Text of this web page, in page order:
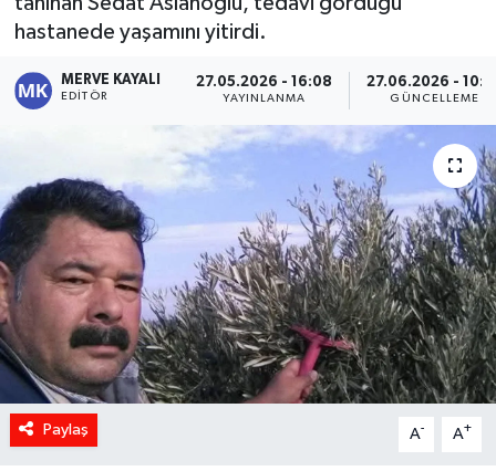
hastanede yaşamını yitirdi.
MERVE KAYALI
EDITÖR
27.05.2026 - 16:08
YAYINLANMA
27.06.2026 -
GÜNCELLEME
Paylaş A- A+